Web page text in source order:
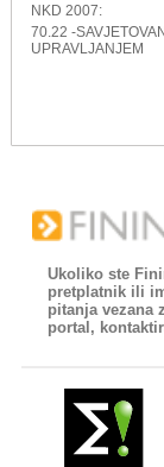
NKD 2007:
70.22 -
UPRAVLJANJEM
Ukoliko ste
pretplatnik ili
pitanja vezana
portal,